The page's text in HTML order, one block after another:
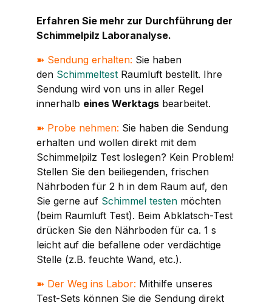
Erfahren Sie mehr zur Durchführung der
Schimmelpilz Laboranalyse.
➽ Sendung erhalten: Sie haben
den Schimmeltest Raumluft bestellt. Ihre
Sendung wird von uns in aller Regel
innerhalb eines Werktags bearbeitet.
➽ Probe nehmen: Sie haben die Sendung
erhalten und wollen direkt mit dem
Schimmelpilz Test loslegen? Kein Problem!
Stellen Sie den beiliegenden, frischen
Nährboden für 2 h in dem Raum auf, den
Sie gerne auf Schimmel testen möchten
(beim Raumluft Test). Beim Abklatsch-Test
drücken Sie den Nährboden für ca. 1 s
leicht auf die befallene oder verdächtige
Stelle (z.B. feuchte Wand, etc.).
➽ Der Weg ins Labor: Mithilfe unseres
Test-Sets können Sie die Sendung direkt